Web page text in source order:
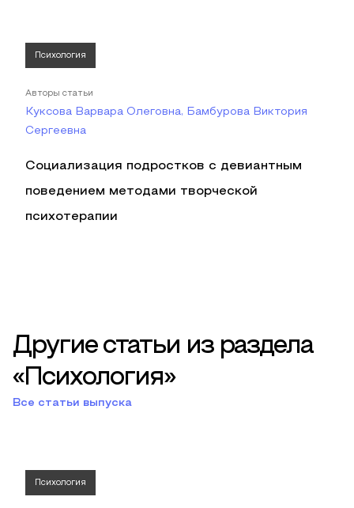
Психология
Авторы статьи
Куксова Варвара Олеговна, Бамбурова Виктория
Сергеевна
Социализация подростков с девиантным
поведением методами творческой
психотерапии
Другие статьи из раздела
«Психология»
Все статьи выпуска
Психология